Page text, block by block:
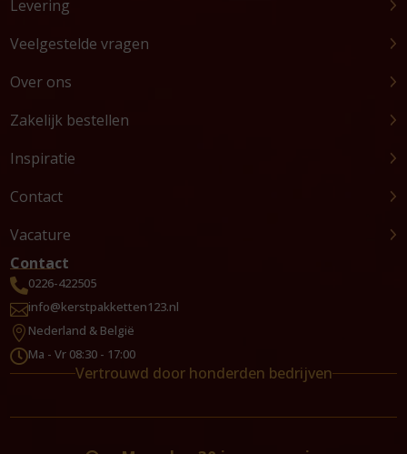
Levering
Veelgestelde vragen
Over ons
Zakelijk bestellen
Inspiratie
Contact
Vacature
Contact
0226-422505
info@kerstpakketten123.nl
 Nederland & België
Ma - Vr 08:30 - 17:00
Vertrouwd door honderden bedrijven